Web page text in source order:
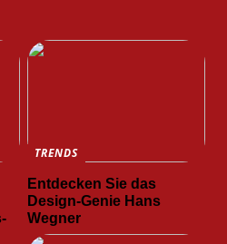
TRENDS
Entdecken Sie das
Design-Genie Hans
Wegner